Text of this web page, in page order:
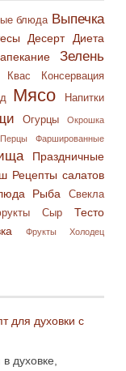
блюда Выпечка
Десерт
Диета
Зелень
Квас Консервация
Мясо Напитки
Огурцы Окрошка
Перцы Фаршированные
Праздничные
Рецепты салатов
Рыба Свекла
Сыр Тесто
Фрукты Холодец
для духовки с
духовке,